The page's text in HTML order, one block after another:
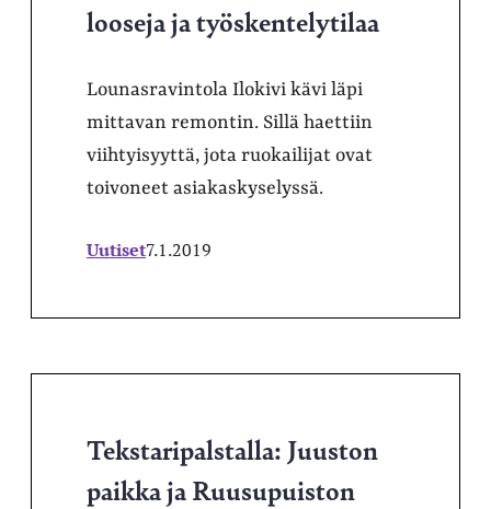
looseja ja työskentelytilaa
Lounasravintola Ilokivi kävi läpi
mittavan remontin. Sillä haettiin
viihtyisyyttä, jota ruokailijat ovat
toivoneet asiakaskyselyssä.
Uutiset7.1.2019
Tekstaripalstalla: Juuston
paikka ja Ruusupuiston